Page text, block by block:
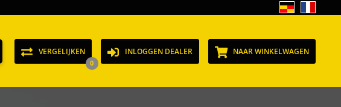
VERGELIJKEN
0
INLOGGEN DEALER NAAR WINKELWAGEN